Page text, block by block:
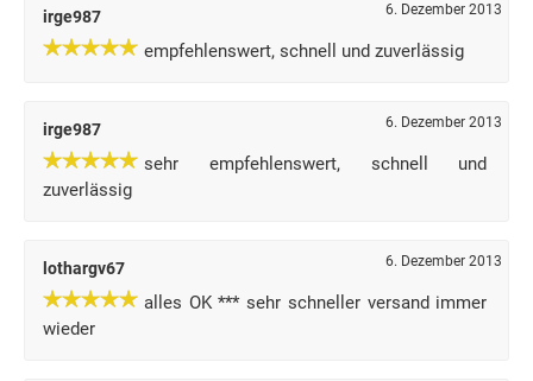
irge987 6. Dezember 2013
empfehlenswert, schnell und zuverlässig
irge987 6. Dezember 2013
sehr empfehlenswert, schnell und
zuverlässig
lothargv67 6. Dezember 2013
alles OK *** sehr schneller versand immer
wieder